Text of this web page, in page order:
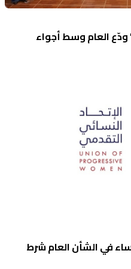
العام وسط أجواء
في الشأن العام شرط